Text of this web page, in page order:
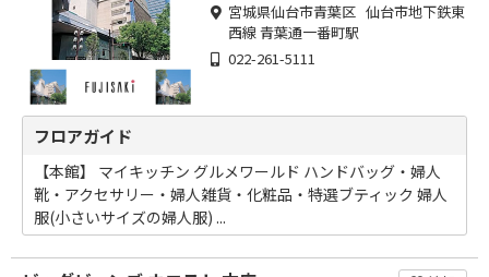
宮城県仙台市青葉区 仙台市地下鉄東
西線 青葉通一番町駅
022-261-5111
フロアガイド
【本館】 マイキッチン グルメワールド ハンドバッグ・婦人
靴・アクセサリー・婦人雑貨・化粧品・特選ブティック 婦人
服(小さいサイズの婦人服) ...